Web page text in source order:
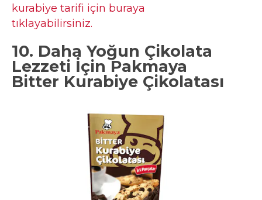
kurabiye tarifi için buraya
tıklayabilirsiniz.
10. Daha Yoğun Çikolata
Lezzeti İçin Pakmaya
Bitter Kurabiye Çikolatası